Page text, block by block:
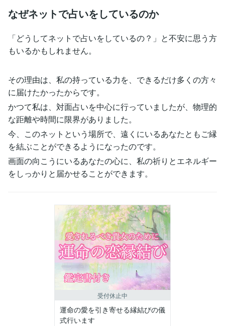
なぜネットで占いをしているのか
「どうしてネットで占いをしているの？」と不安に思う方
もいるかもしれません。
その理由は、私の持っている力を、できるだけ多くの方々
に届けたかったからです。
かつて私は、対面占いを中心に行っていましたが、物理的
な距離や時間に限界がありました。
今、このネットという場所で、遠くにいるあなたともご縁
を結ぶことができるようになったのです。
画面の向こうにいるあなたの心に、私の祈りとエネルギー
をしっかりと届かせることができます。
受付休止中
運命の愛を引き寄せる縁結びの儀
式行います